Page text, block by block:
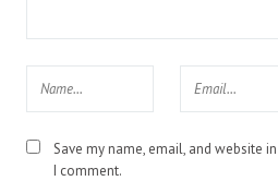
Save my name, email, and website
I comment.